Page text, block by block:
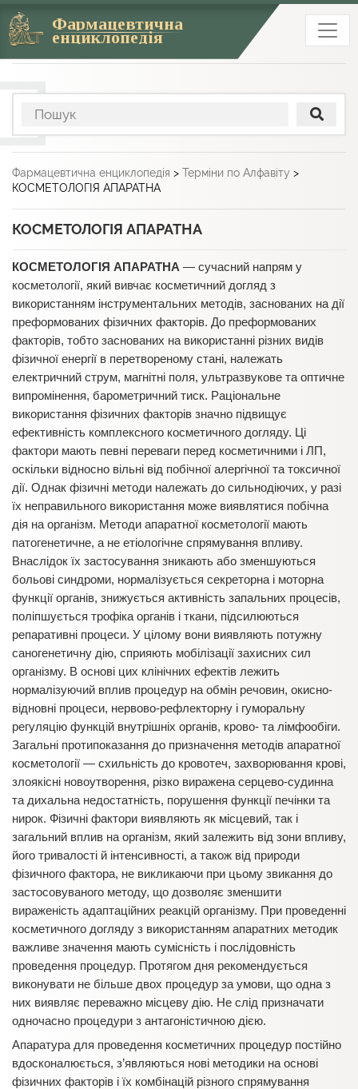
Фармацевтична
енциклопедія
Фармацевтична енциклопедія > Терміни по Алфавіту >
КОСМЕТОЛОГІЯ АПАРАТНА
КОСМЕТОЛОГІЯ АПАРАТНА
КОСМЕТОЛОГІЯ АПАРАТНА — сучасний напрям у
косметології, який вивчає косметичний догляд з
використанням інструментальних методів, заснованих на дії
преформованих фізичних факторів. До преформованих
факторів, тобто заснованих на використанні різних видів
фізичної енергії в перетвореному стані, належать
електричний струм, магнітні поля, ультразвукове та оптичне
випромінення, барометричний тиск. Раціональне
використання фізичних факторів значно підвищує
ефективність комплексного косметичного догляду. Ці
фактори мають певні переваги перед косметичними і ЛП,
оскільки відносно вільні від побічної алергічної та токсичної
дії. Однак фізичні методи належать до сильнодіючих, у разі
їх неправильного використання може виявлятися побічна
дія на організм. Методи апаратної косметології мають
патогенетичне, а не етіологічне спрямування впливу.
Внаслідок їх застосування зникають або зменшуються
больові синдроми, нормалізується секреторна і моторна
функції органів, знижується активність запальних процесів,
поліпшується трофіка органів і ткани, підсилюються
репаративні процеси. У цілому вони виявляють потужну
саногенетичну дію, сприяють мобілізації захисних сил
організму. В основі цих клінічних ефектів лежить
нормалізуючий вплив процедур на обмін речовин, окисно-
відновні процеси, нервово-рефлекторну і гуморальну
регуляцію функцій внутрішніх органів, крово- та лімфообіги.
Загальні протипоказання до призначення методів апаратної
косметології — схильність до кровотеч, захворювання крові,
злоякісні новоутворення, різко виражена серцево-судинна
та дихальна недостатність, порушення функції печінки та
нирок. Фізичні фактори виявляють як місцевий, так і
загальний вплив на організм, який залежить від зони впливу,
його тривалості й інтенсивності, а також від природи
фізичного фактора, не викликаючи при цьому звикання до
застосовуваного методу, що дозволяє зменшити
вираженість адаптаційних реакцій організму. При проведенні
косметичного догляду з використанням апаратних методик
важливе значення мають сумісність і послідовність
проведення процедур. Протягом дня рекомендується
виконувати не більше двох процедур за умови, що одна з
них виявляє переважно місцеву дію. Не слід призначати
одночасно процедури з антагоністичною дією.
Апаратура для проведення косметичних процедур постійно
вдосконалюється, з’являються нові методики на основі
фізичних факторів і їх комбінацій різного спрямування